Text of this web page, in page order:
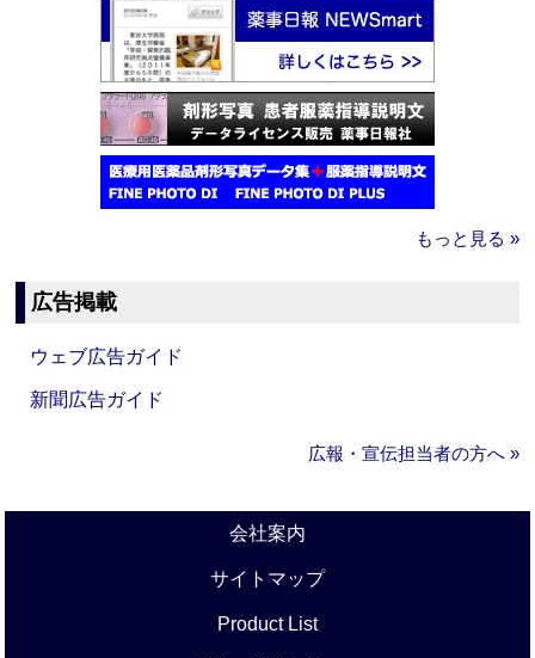
もっと見る »
広告掲載
ウェブ広告ガイド
新聞広告ガイド
広報・宣伝担当者の方へ »
会社案内
サイトマップ
Product List